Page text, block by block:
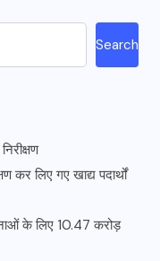
Search
कर लिए गए खाद्य पदार्थों
के लिए 10.47 करोड़